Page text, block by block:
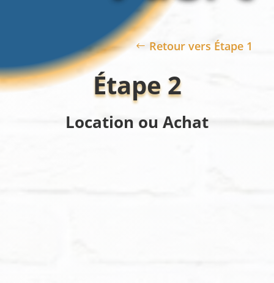
Retour vers Étape 1
Étape 2
Location ou Achat